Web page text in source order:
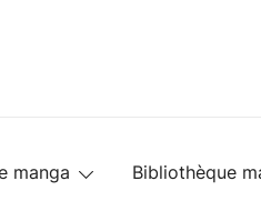
manga Bibliothèque